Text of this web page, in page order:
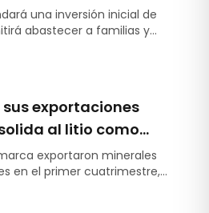
Tinto y apoyo de
una inversión inicial de
abastecer a familias y
El proyecto contempla una
solar.
sus exportaciones
al litio como
regional
exportaron minerales
en el primer cuatrimestre,
provincias un incremento
respecto al mismo periodo